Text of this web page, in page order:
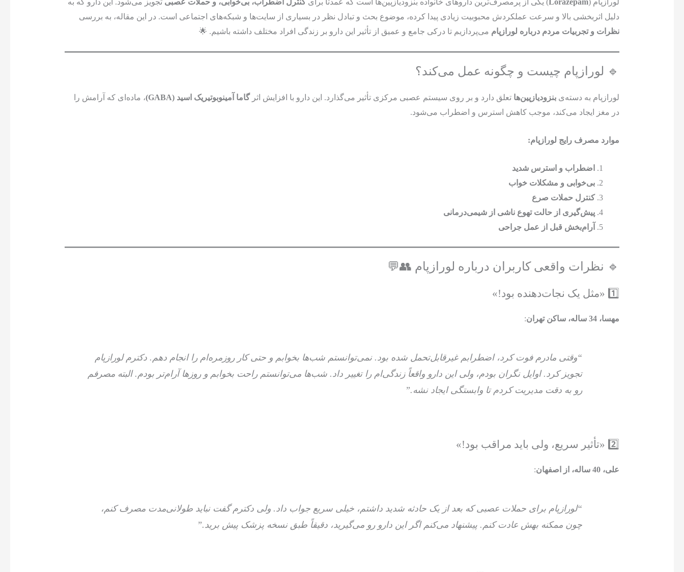
دلیل اثربخشی بالا و سرعت عملکردش محبوبیت زیادی پیدا کرده، موضوع بحث و تبادل نظر در بسیاری از سایت‌ها و شبکه‌های اجتماعی است. در این مقاله، به بررسی
نظرات و تجربیات مردم درباره لورازپام می‌پردازیم تا درکی جامع و عمیق از تأثیر این دارو بر زندگی افراد مختلف داشته باشیم. 🌟
🔹 لورازپام چیست و چگونه عمل می‌کند؟
لورازپام به دسته‌ی بنزودیازپین‌ها تعلق دارد و بر روی سیستم عصبی مرکزی تأثیر می‌گذارد. این دارو با افزایش اثرگاما آمینوبوتیریک اسید (GABA)
، ماده‌ای که آرامش را
در مغز ایجاد می‌کند، موجب کاهش استرس و اضطراب می‌شود.
موارد مصرف رایج لورازپام:
اضطراب و استرس شدید
بی‌خوابی و مشکلات خواب
کنترل حملات صرع
پیش‌گیری از حالت تهوع ناشی از شیمی‌درمانی
آرام‌بخش قبل از عمل جراحی
🔹 نظرات واقعی کاربران درباره لورازپام 👥💬
1️⃣ «مثل یک نجات‌دهنده بود!»
مهسا، 34 ساله، ساکن تهران :
“وقتی مادرم فوت کرد، اضطرابم غیرقابل‌تحمل شده بود. نمی‌توانستم شب‌ها بخوابم و حتی کار روزمره‌ام را انجام دهم. دکترم لورازپام
تجویز کرد. اوایل نگران بودم، ولی این دارو واقعاً زندگی‌ام را تغییر داد. شب‌ها می‌توانستم راحت بخوابم و روزها آرام‌تر بودم. البته مصرفم
رو به دقت مدیریت کردم تا وابستگی ایجاد نشه.”
2️⃣ «تأثیر سریع، ولی باید مراقب بود!»
علی، 40 ساله، از اصفهان :
“لورازپام برای حملات عصبی که بعد از یک حادثه شدید داشتم، خیلی سریع جواب داد. ولی دکترم گفت نباید طولانی‌مدت مصرف کنم،
چون ممکنه بهش عادت کنم. پیشنهاد می‌کنم اگر این دارو رو می‌گیرید، دقیقاً طبق نسخه پزشک پیش برید.”